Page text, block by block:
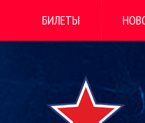
БИЛЕТЫ